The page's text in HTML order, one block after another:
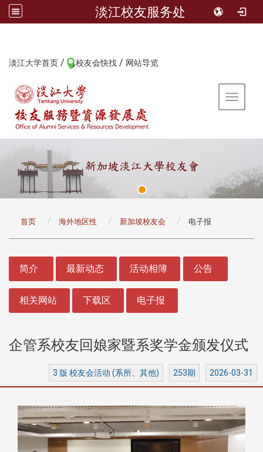
淡江校友服务处
淡江大学首页 / 校友会快找 / 网站导览
Toggle
首页 海外地区性 新加坡校友会 电子报
简介 最新动态 活动相簿 公告
相关网站 下载区 电子报
企管系校友回娘家暨系奖学金颁发仪式
3 版 校友会活动 (系所、其他) 253期 2026-03-31